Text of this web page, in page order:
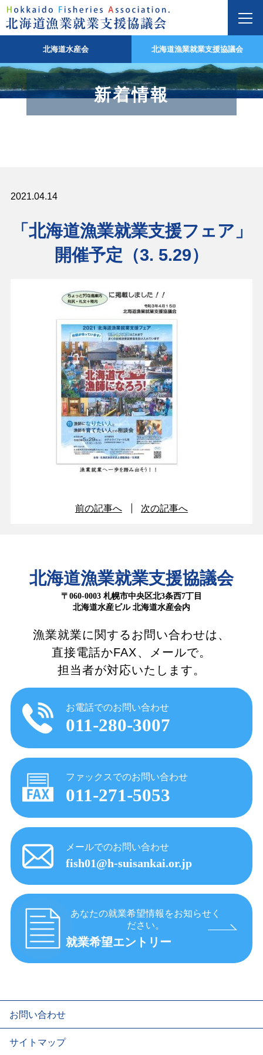
北海道水産会 北海道漁業就業支援協議会
新着情報
2021.04.14
「北海道漁業就業支援フェア」
開催予定（3. 5.29）
前の記事へ 次の記事へ
北海道漁業就業支援協議会
〒060-0003 札幌市中央区北3条西7丁目
北海道水産ビル 北海道水産会内
漁業就業に関するお問い合わせは、
直接電話かFAX、メールで。
担当者が対応いたします。
お電話でのお問い合わせ
011-280-3007
ファックスでのお問い合わせ
011-271-5053
メールでのお問い合わせ
fish01@h-suisankai.or.jp
あなたの就業希望情報をお知らせく
ださい。
就業希望エントリー
お問い合わせ
サイトマップ